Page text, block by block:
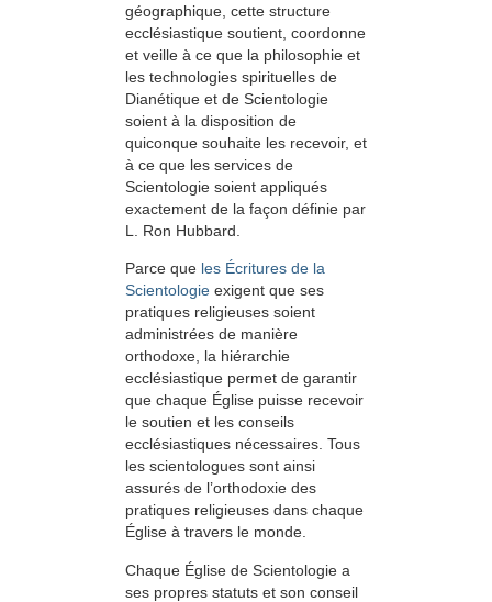
géographique, cette structure
ecclésiastique soutient, coordonne
et veille à ce que la philosophie et
les technologies spirituelles de
Dianétique et de Scientologie
soient à la disposition de
quiconque souhaite les recevoir, et
à ce que les services de
Scientologie soient appliqués
exactement de la façon définie par
L. Ron Hubbard.
Parce que les Écritures de la
Scientologie exigent que ses
pratiques religieuses soient
administrées de manière
orthodoxe, la hiérarchie
ecclésiastique permet de garantir
que chaque Église puisse recevoir
le soutien et les conseils
ecclésiastiques nécessaires. Tous
les scientologues sont ainsi
assurés de l’orthodoxie des
pratiques religieuses dans chaque
Église à travers le monde.
Chaque Église de Scientologie a
ses propres statuts et son conseil